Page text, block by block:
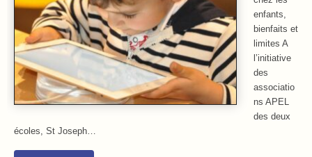
enfants,
bienfaits et
limites A
l’initiative
des
associatio
ns APEL
des deux
écoles, St Joseph…